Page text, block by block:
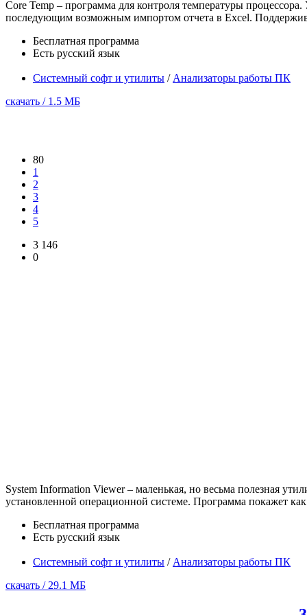
Core Temp – программа для контроля температуры
последующим возможным импортом отчета в Excel.
Бесплатная программа
Есть русский язык
Системный софт и утилиты / Анализаторы работы ПК
скачать / 1.5 МБ
80
1
2
3
4
5
3 146
0
System Information Viewer – маленькая, но весьма полезная
установленной операционной системе. Программа покажет
Бесплатная программа
Есть русский язык
Системный софт и утилиты / Анализаторы работы ПК
скачать / 29.1 МБ